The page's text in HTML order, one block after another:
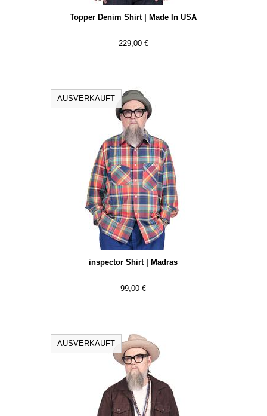
Topper Denim Shirt | Made In USA
229,00 €
AUSVERKAUFT
inspector Shirt | Madras
99,00 €
AUSVERKAUFT